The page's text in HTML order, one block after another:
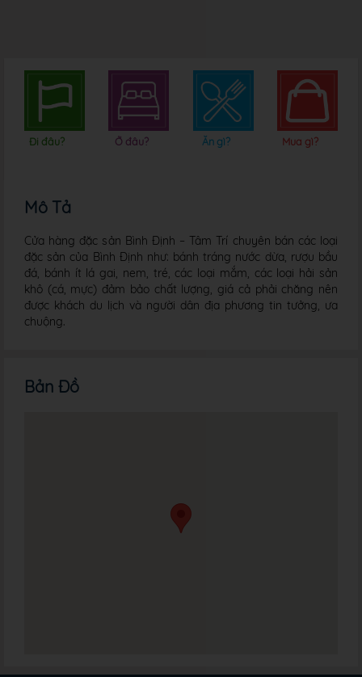
Đi đâu? Ở đâu? Ăn gì? Mua gì?
Mô Tả
Cửa hàng đặc sản Bình Định – Tâm Trí chuyên bán các loại
đặc sản của Bình Định như: bánh tráng nước dừa, rượu bầu
đá, bánh ít lá gai, nem, tré, các loại mắm, các loại hải sản
khô (cá, mực) đảm bảo chất lượng, giá cả phải chăng nên
được khách du lịch và người dân địa phương tin tưởng, ưa
chuộng.
Bản Đồ